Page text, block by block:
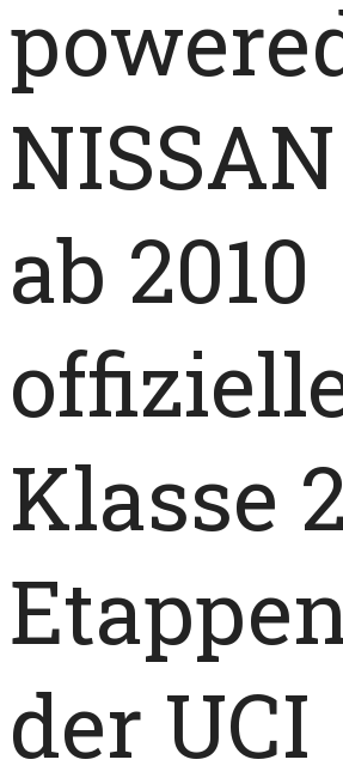
ab 2010
Klasse
der UCI